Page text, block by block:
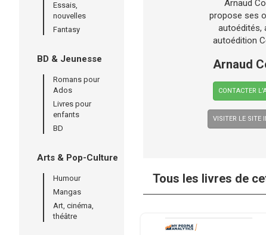
Essais,
nouvelles
Fantasy
BD & Jeunesse
Romans pour
Ados
Livres pour
enfants
BD
Arts & Pop-Culture
Humour
Mangas
Art, cinéma,
théâtre
Arnaud
CONTACTER
VISITER LE SITE
Tous les livres de